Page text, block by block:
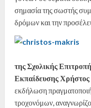
σημασία της σωστής
δρόμων και την
της Σχολικής
Εκπαίδευσης
εκδήλωση
τροχονόμων,